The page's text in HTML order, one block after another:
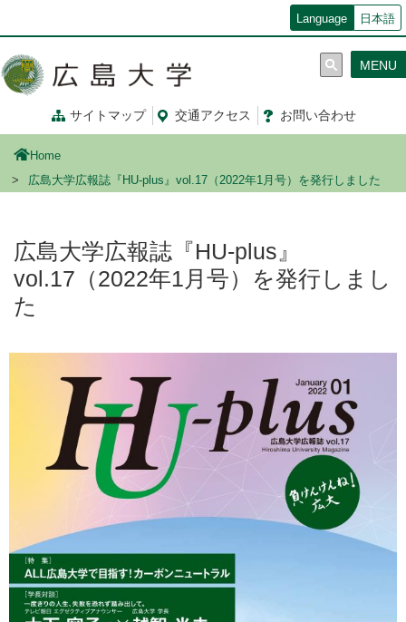
コ
ン
移
Language 日本語
サイトマップ 交通アクセス お問い合わせ
MENU
Home
広島大学広報誌『HU-plus』vol.17（2022年1月号）を発行しました
広島大学広報誌『HU-plus』
vol.17（2022年1月号）を発行しまし
た